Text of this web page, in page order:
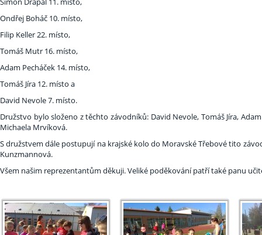
Ondřej Boháč 10. místo,
Filip Keller 22. místo,
Tomáš Mutr 16. místo,
Adam Pecháček 14. místo,
Tomáš Jíra 12. místo a
David Nevole 7. místo.
Družstvo bylo složeno z těchto závodníků: David Nevole, Tomáš Jíra,
Michaela Mrvíková.
S družstvem dále postupují na krajské kolo do Moravské Třebové tito
Kunzmannová.
Všem našim reprezentantům děkuji. Veliké poděkování patří také panu